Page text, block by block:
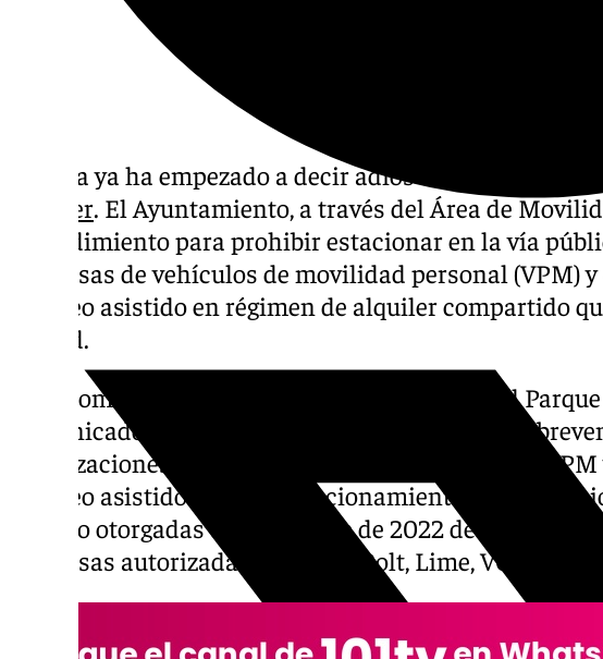
Málaga ya ha empezado a decir adiós a los
patinetes
alquiler. El Ayuntamiento, a través del Área de
procedimiento para prohibir estacionar en la vía
empresas de vehículos de movilidad personal (VPM)
pedaleo asistido en régimen de alquiler compartido
ciudad.
Tal y como han informado desde la Casona del
comunicado, se trata de la pérdida de eficacia
autorizaciones a siete empresas explotadoras de
pedaleo asistido para su estacionamiento en el
público otorgadas en diciembre de 2022 de manera
empresas autorizadas son Dott, Bolt, Lime, VOI, Link,